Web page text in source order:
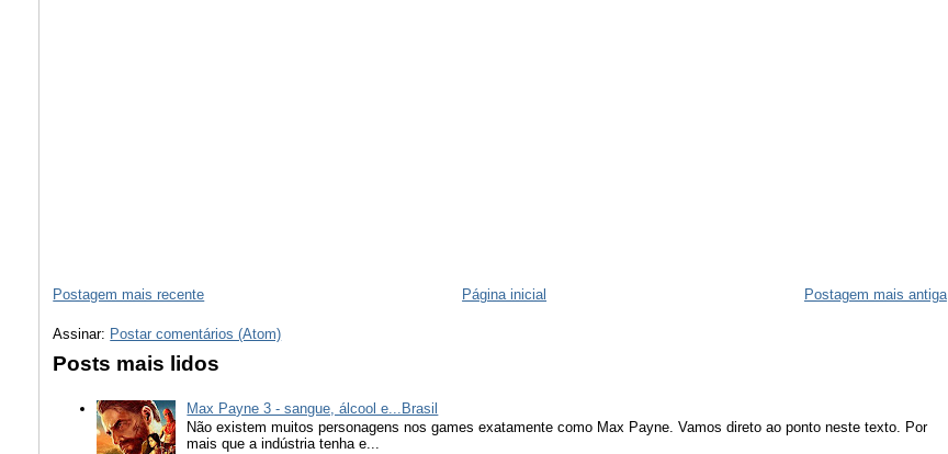
Postagem mais recente Postagem mais antiga
Página inicial
Assinar: Postar comentários (Atom)
Posts mais lidos
Max Payne 3 - sangue, álcool e...Brasil
Não existem muitos personagens nos games exatamente como Max Payne. Vamos direto ao ponto neste texto. Por
mais que a indústria tenha e...